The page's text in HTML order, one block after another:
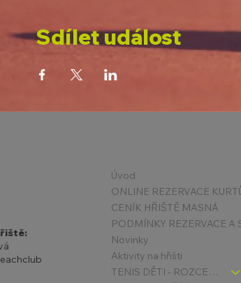
Sdílet událost
Úvod
ONLINE REZERVACE
CENÍK HŘIŠTĚ MASNÁ
Novinky
Aktivity na hřišti
TENIS DĚTI - ROZCESTNÍK